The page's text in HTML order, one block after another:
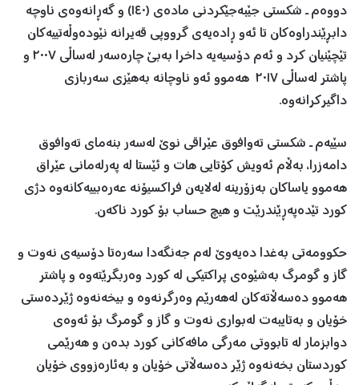
دووەم ـ شکستی جێبەجێکردنی مادەی (١٤٠) و گەڕانەوەی ناوچە
دابڕێندراوەکان تا ئەو ڕادەیەی گرووپی قەیرانە نێودەوڵەتییەکان
تێچێنیان کرد و ئەم دۆسیەیە داخرا بەبێ چارەسەر لەساڵی ٢٠٠٧ و
پاشتر لەساڵی ٢٠١٧ هەموو ئەو ناوچانە بەهێزی سەربازی
داگیرکرانەوە.
سێیەم ـ شکستی تەوافوق عێراقی نوێ لەسەر بنەمای تەوافوق
دامەزرا، بەڵام ئەویش کۆتایی هات و ئێستا لە پەرلەمانی عێراق
هەموو یاساکان بەزۆرینە لەلایەن فراکسیۆنە عەرەبییەکانەوە دژی
کورد تێدەپەڕێندرێت و هیچ حساب بۆ کورد ناکەن.
حکوومەتی بەغدا دەیەوێ لەم جەنگەدا سەرەتا دۆسیەی نەوت و
گاز و گومرگ بەشێوەی پراکتیکی لە کورد وەربگرێتەوە و پاشتر
هەموو دەسەڵاتەکان لەهەرێم وەرگرنەوە و بیخەنەوە ژێردەستی
خۆیان و بەتایبەت لەبواری نەوت و گاز و گومرگ بۆ ئەوەی
دوابزمار لە تابووتی مەرگی مافەکانی کورد بدەن و هەرێمی
کوردستان بخەنەوە ژێر دەسەڵاتی خۆیان و بەئارەزووی خۆیان